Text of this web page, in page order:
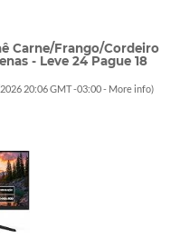
Carne/Frango/Cordeiro
- Leve 24 Pague 18
20:06 GMT -03:00 - More info)